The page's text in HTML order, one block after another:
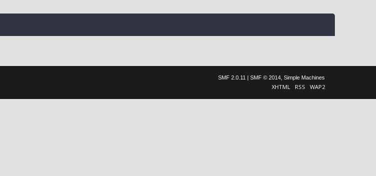
SMF 2.0.11 | SMF © 2014, Simple Machines
XHTML RSS WAP2